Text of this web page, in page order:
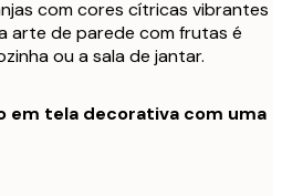
com cores cítricas vibrantes
arte de parede com frutas é
ou a sala de jantar.
em tela decorativa com uma